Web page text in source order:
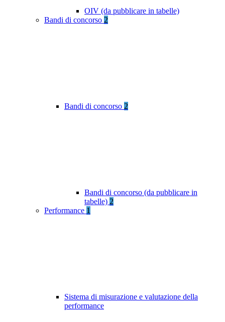
OIV (da pubblicare in tabelle)
Bandi di concorso 2
Bandi di concorso 2
Bandi di concorso (da pubblicare in
tabelle) 2
Performance 1
Sistema di misurazione e valutazione della
performance